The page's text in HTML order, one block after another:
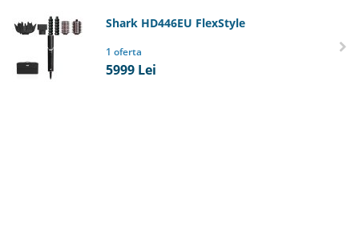
Shark HD446EU FlexStyle
1 oferta
5999 Lei